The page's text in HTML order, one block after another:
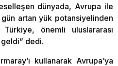
dünyada, Avrupa ile
artan yük potansiyelinden
önemli uluslararası
dedi.
kullanarak Avrupa’ya